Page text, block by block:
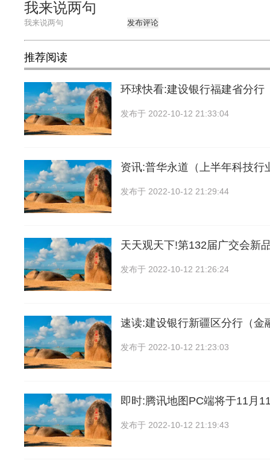
我来说两句
发布评论
推荐阅读
环球快看:建设银行福建省分行
发布于 2022-10-12 21:33:04
资讯:普华永道（上半年科技行
发布于 2022-10-12 21:29:44
天天观天下!第132届广交会新
发布于 2022-10-12 21:26:24
速读:建设银行新疆区分行（金
发布于 2022-10-12 21:23:03
即时:腾讯地图PC端将于11月
发布于 2022-10-12 21:19:43